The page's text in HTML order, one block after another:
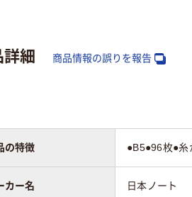
クル商品環境
細 商品情報の誤りを報告
の特徴 ●B5●96枚●糸
カー名 日本ノート